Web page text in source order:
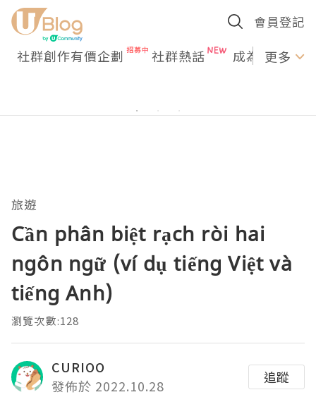
會員登記
社群創作有價企劃 社群熱話 成為U更多
旅遊
Cần phân biệt rạch ròi hai
ngôn ngữ (ví dụ tiếng Việt và
tiếng Anh)
瀏覽次數:128
CURIOO
發佈於 2022.10.28
追蹤